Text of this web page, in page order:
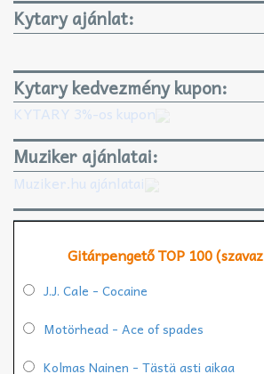
Kytary ajánlat:
Kytary kedvezmény kupon:
KYTARY 3%-os kupon
Muziker ajánlatai:
Muziker.hu ajánlatai
Gitárpengető TOP 100
J.J. Cale - Cocaine
Motörhead - Ace of spades
Kolmas Nainen - Tästä asti aikaa